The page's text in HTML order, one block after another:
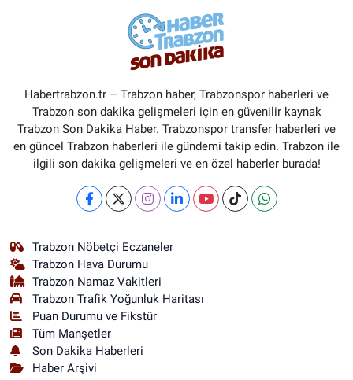
Habertrabzon.tr – Trabzon haber, Trabzonspor haberleri ve
Trabzon son dakika gelişmeleri için en güvenilir kaynak
Trabzon Son Dakika Haber. Trabzonspor transfer haberleri ve
en güncel Trabzon haberleri ile gündemi takip edin. Trabzon ile
ilgili son dakika gelişmeleri ve en özel haberler burada!
Trabzon Nöbetçi Eczaneler
Trabzon Hava Durumu
Trabzon Namaz Vakitleri
Trabzon Trafik Yoğunluk Haritası
Puan Durumu ve Fikstür
Tüm Manşetler
Son Dakika Haberleri
Haber Arşivi